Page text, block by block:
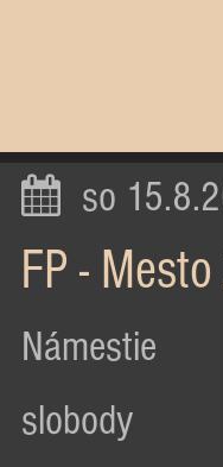
so
FP -
Námestie
slobody